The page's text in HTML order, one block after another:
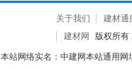
关于我们 建材通
建材网
版权所有
本站网络实名：中建网本站通用网